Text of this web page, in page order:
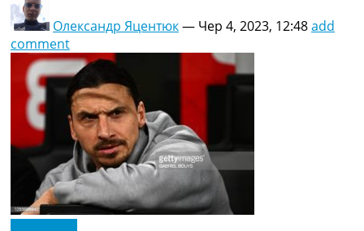
Олександр Яцентюк— Чер 4, 2023, 12:48add
comment